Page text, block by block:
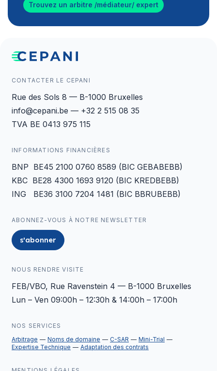
Trouvez un arbitre /médiateur/ expert
CONTACTER LE CEPANI
Rue des Sols 8 — B-1000 Bruxelles
info@cepani.be — +32 2 515 08 35
TVA BE 0413 975 115
INFORMATIONS FINANCIÈRES
BNP BE45 2100 0760 8589 (BIC GEBABEBB)
KBC BE28 4300 1693 9120 (BIC KREDBEBB)
ING BE36 3100 7204 1481 (BIC BBRUBEBB)
ABONNEZ-VOUS À NOTRE NEWSLETTER
s'abonner
NOUS RENDRE VISITE
FEB/VBO, Rue Ravenstein 4 — B-1000 Bruxelles
Lun – Ven 09:00h – 12:30h & 14:00h – 17:00h
NOS SERVICES
Arbitrage
Noms de domaine C-SAR
Mini-Trial
Expertise Technique
Adaptation des contrats